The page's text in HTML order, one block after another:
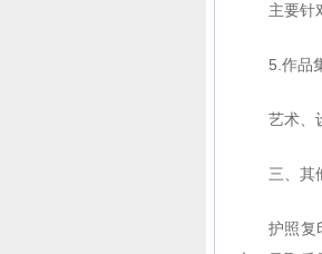
主要针
5.作品
艺术、
三、其
护照复